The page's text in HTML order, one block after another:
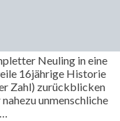
Neuling in eine
16jährige Historie
Zahl) zurückblicken
unmenschliche